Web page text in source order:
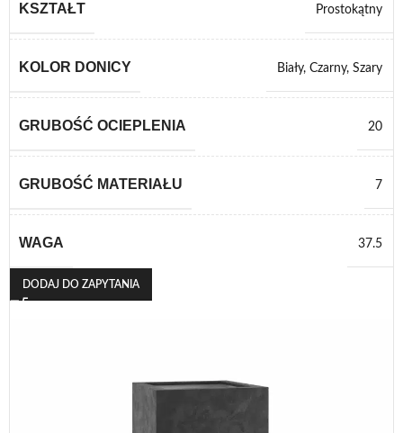
KSZTAŁT Prostokątny
KOLOR DONICY Biały, Czarny, Szary
GRUBOŚĆ OCIEPLENIA 20
GRUBOŚĆ MATERIAŁU 7
WAGA 37.5
DODAJ DO ZAPYTANIA